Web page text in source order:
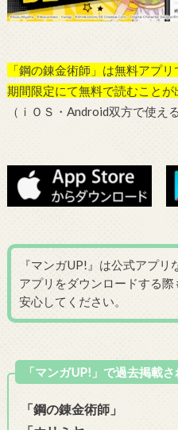
「鋼の錬金術師」は無料アプ
期間限定にて無料で読むことが
（ｉＯＳ・Android双方で使え
『マンガUP!』は公式アプリ
アプリをダウンロードする
安心してください。
「マンガUP!」で過去掲載
「鋼の錬金術師」